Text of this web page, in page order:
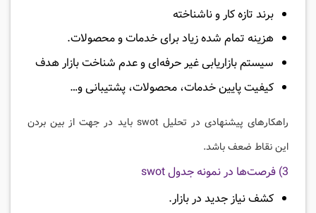
برند تازه کار و ناشناخته
هزینه تمام شده زیاد برای خدمات و محصولات.
سیستم بازاریابی غیر حرفه‌ای و عدم شناخت بازار هدف
کیفیت پایین خدمات، محصولات، پشتیبانی و…
راهکارهای پیشنهادی در تحلیل swot باید در جهت از بین بردن
این نقاط ضعف باشد.
3) فرصت‌ها در نمونه جدول swot
کشف نیاز جدید در بازار.